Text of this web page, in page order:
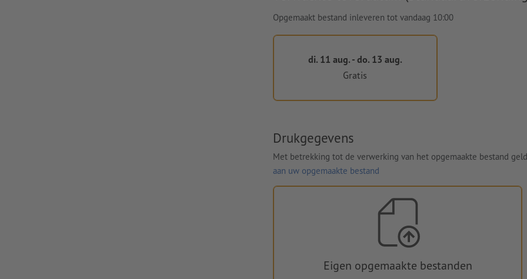
Opgemaakt bestand inleveren tot vandaag 10:00
di. 11 aug. - do. 13 aug.
Gratis
Drukgegevens
Met betrekking tot de verwerking van het opgemaakte bestand
aan uw opgemaakte bestand
Eigen opgemaakte bestanden